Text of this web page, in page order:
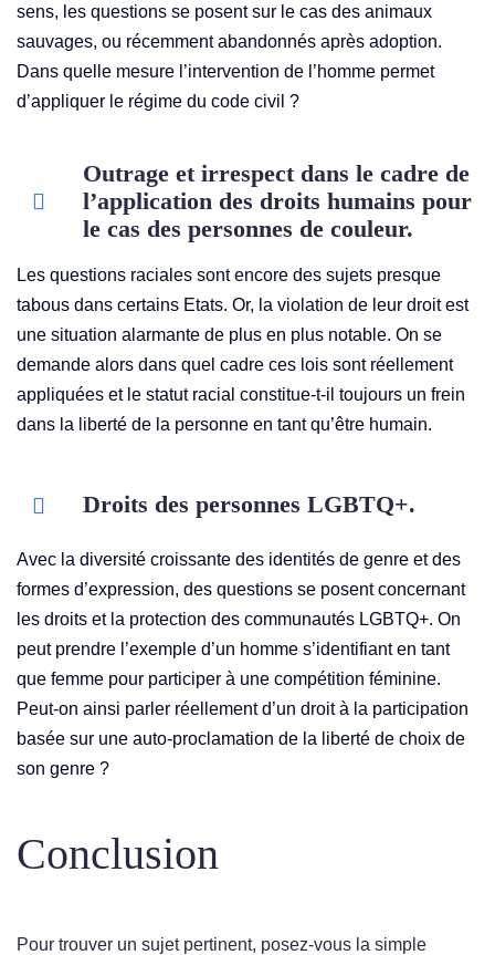
sens, les questions se posent sur le cas des animaux
sauvages, ou récemment abandonnés après adoption.
Dans quelle mesure l’intervention de l’homme permet
d’appliquer le régime du code civil ?
Outrage et irrespect dans le cadre de
l’application des droits humains pour
le cas des personnes de couleur.
Les questions raciales sont encore des sujets presque
tabous dans certains Etats. Or, la violation de leur droit est
une situation alarmante de plus en plus notable. On se
demande alors dans quel cadre ces lois sont réellement
appliquées et le statut racial constitue-t-il toujours un frein
dans la liberté de la personne en tant qu’être humain.
Droits des personnes LGBTQ+.
Avec la diversité croissante des identités de genre et des
formes d’expression, des questions se posent concernant
les droits et la protection des communautés LGBTQ+. On
peut prendre l’exemple d’un homme s’identifiant en tant
que femme pour participer à une compétition féminine.
Peut-on ainsi parler réellement d’un droit à la participation
basée sur une auto-proclamation de la liberté de choix de
son genre ?
Conclusion
Pour trouver un sujet pertinent, posez-vous la simple